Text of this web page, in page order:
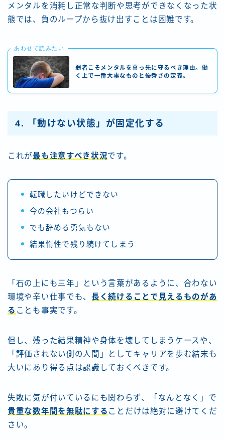
メンタルを消耗し正常な判断や思考ができなくなった状
態では、負のループから抜け出すことは困難です。
あわせて読みたい
弱者こそメンタルを真っ先に守るべき理由。働
く上で一番大事なものと優秀さの定義。
4. 「動けない状態」が固定化する
これが最も注意すべき状況です。
転職したいけどできない
今の会社もつらい
でも辞める勇気もない
結果惰性で残り続けてしまう
「石の上にも三年」という言葉があるように、合わない
環境や辛い仕事でも、 長く続けることで見えるものがあ
る ことも事実です。
但し、残った結果精神や身体を壊してしまうケースや、
「評価されない側の人間」としてキャリアを歩む結末も
大いにあり得る点は認識しておくべきです。
失敗に気が付いているにも関わらず、「なんとなく」で
貴重な数年間を無駄にする ことだけは絶対に避けてくだ
さい。